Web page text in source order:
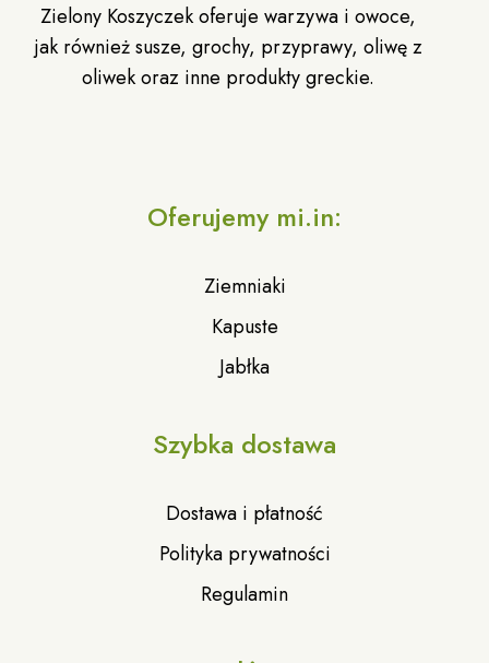
Zielony Koszyczek oferuje warzywa i owoce,
jak również susze, grochy, przyprawy, oliwę z
oliwek oraz inne produkty greckie.
Oferujemy mi.in:
Ziemniaki
Kapuste
Jabłka
Szybka dostawa
Dostawa i płatność
Polityka prywatności
Regulamin